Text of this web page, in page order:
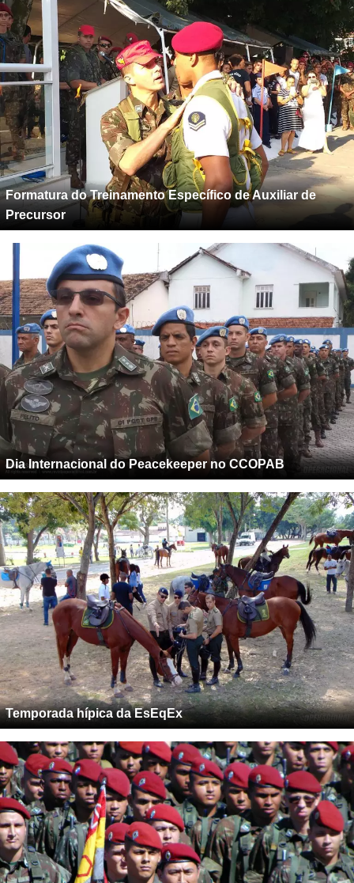
Formatura do Treinamento Específico de Auxiliar de
Precursor
Dia Internacional do Peacekeeper no CCOPAB
Temporada hípica da EsEqEx